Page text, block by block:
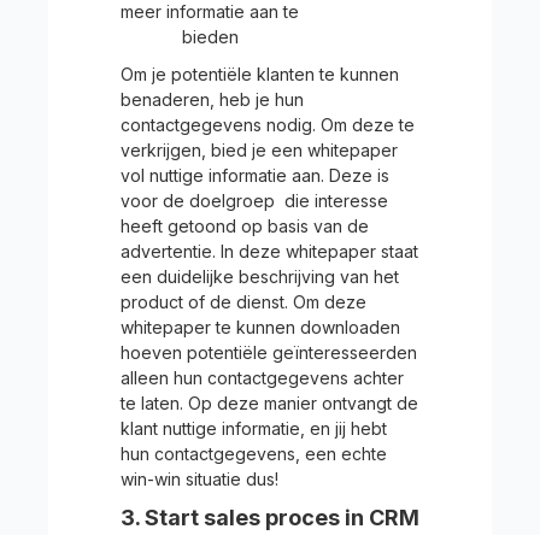
meer informatie aan te
bieden
Om je potentiële klanten te kunnen
benaderen, heb je hun
contactgegevens nodig. Om deze te
verkrijgen, bied je een whitepaper
vol nuttige informatie aan. Deze is
voor de doelgroep die interesse
heeft getoond op basis van de
advertentie. In deze whitepaper staat
een duidelijke beschrijving van het
product of de dienst. Om deze
whitepaper te kunnen downloaden
hoeven potentiële geïnteresseerden
alleen hun contactgegevens achter
te laten. Op deze manier ontvangt de
klant nuttige informatie, en jij hebt
hun contactgegevens, een echte
win-win situatie dus!
3. Start sales proces in CRM